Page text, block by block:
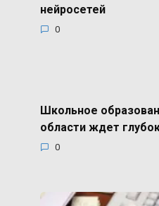
нейросетей
0
Школьное
области ждет
0